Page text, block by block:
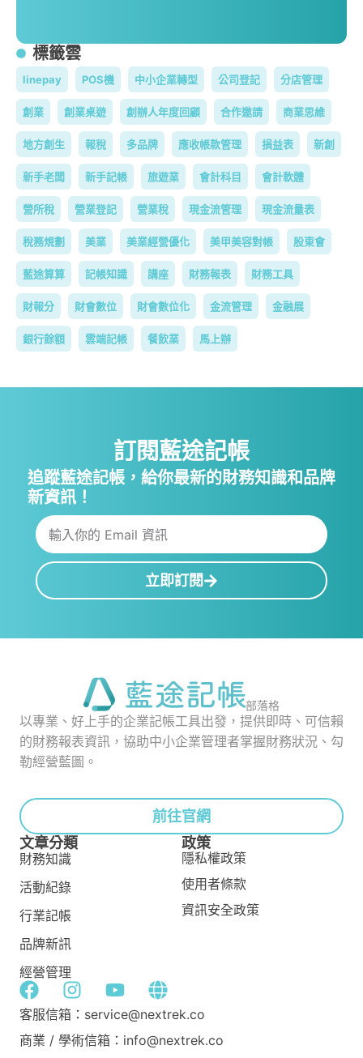
標籤雲
linepay POS機 中小企業轉型 公司登記 分店管理
創業 創業桌遊 創辦人年度回顧 合作邀請 商業思維
地方創生 報稅 多品牌 應收帳款管理 損益表 新創
新手老闆 新手記帳 旅遊業 會計科目 會計軟體
營所稅 營業登記 營業稅 現金流管理 現金流量表
稅務規劃 美業 美業經營優化 美甲美容對帳 股東會
藍途算算 記帳知識 講座 財務報表 財務工具
財報分 財會數位 財會數位化 金流管理 金融展
銀行餘額 雲端記帳 餐飲業 馬上辦
訂閱藍途記帳
追蹤藍途記帳，給你最新的財務知識和品牌
新資訊！
立即訂閱
部落格
以專業、好上手的企業記帳工具出發，提供即時、可信賴
的財務報表資訊，協助中小企業管理者掌握財務狀況、勾
勒經營藍圖。
前往官網
文章分類
財務知識
活動紀錄
行業記帳
品牌新訊
經營管理
政策
隱私權政策
使用者條款
資訊安全政策
客服信箱：service@nextrek.co
商業 / 學術信箱：info@nextrek.co